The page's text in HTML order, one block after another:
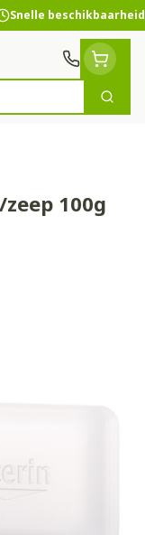
Snelle beschikbaarheid
Zoek
100g